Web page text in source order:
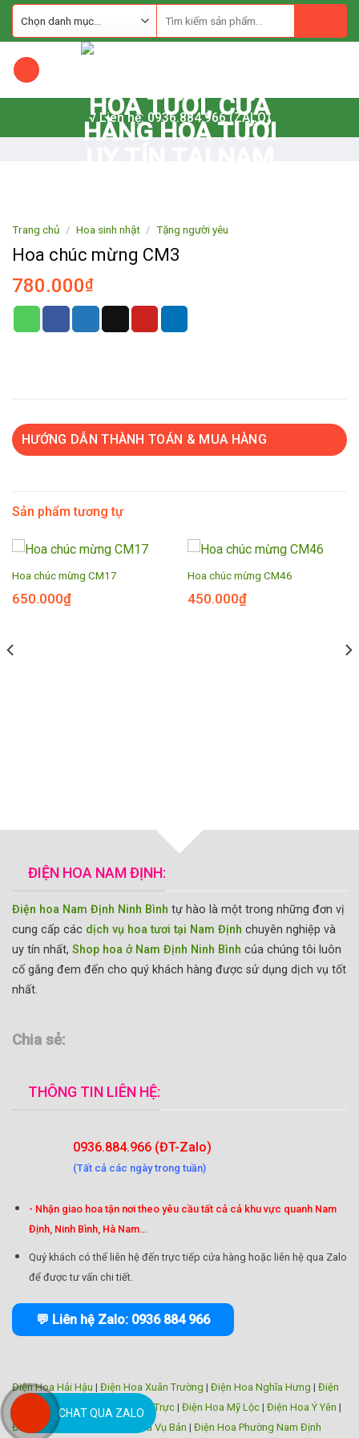
Skip
√ Liên hệ: 0936.884.966 (ZALO)
Trang chủ / Hoa sinh nhật / Tặng người yêu
Hoa chúc mừng CM3
780.000₫
HƯỚNG DẪN THÀNH TOÁN & MUA HÀNG
Sản phẩm tương tự
Hoa chúc mừng CM17
650.000₫
Hoa chúc mừng CM46
450.000₫
ĐIỆN HOA NAM ĐỊNH:
Điện hoa Nam Định Ninh Bình tự hào là một trong những đơn vị
cung cấp các dịch vụ hoa tươi tại Nam Định chuyên nghiệp và
uy tín nhất, Shop hoa ở Nam Định Ninh Bình của chúng tôi luôn
cố gắng đem đến cho quý khách hàng được sử dụng dịch vụ tốt
nhất.
Chia sẻ:
THÔNG TIN LIÊN HỆ:
0936.884.966 (ĐT-Zalo)
(Tất cả các ngày trong tuần)
- Nhận giao hoa tận nơi theo yêu cầu tất cả cả khu vực quanh Nam
Định, Ninh Bình, Hà Nam...
Quý khách có thể liên hệ đến trực tiếp cửa hàng hoặc liên hệ qua Zalo
để được tư vấn chi tiết.
💬 Liên hệ Zalo: 0936 884 966
Điện Hoa Hải Hậu | Điện Hoa Xuân Trường | Điện Hoa Nghĩa Hưng | Điện
Hoa Trực Ninh|Điện Hoa Nam Trực | Điện Hoa Mỹ Lộc | Điện Hoa Ý Yên |
Điện Hoa Giao Thủy
Điện Hoa Vụ Bản | Điện Hoa Phường Nam Định
CHAT QUA ZALO